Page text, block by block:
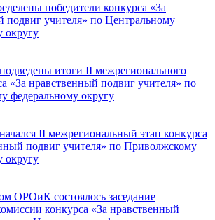
победители конкурса «За
подвиг учителя» по Центральному
округу
итоги II межрегионального
«За нравственный подвиг учителя» по
федеральному округу
II межрегиональный этап конкурса
подвиг учителя» по Приволжскому
округу
ОРОиК состоялось заседание
конкурса «За нравственный